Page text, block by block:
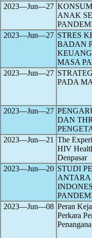
2023―Jun―27
ANAK
2023―Jun―27 STRES
BADAN
MASA
2023―Jun―27
PADA
2023―Jun―27
DAN
2023―Jun―21 The
HIV
Denpasar
2023―Jun―20 STUDI
2023―Jun―08 Peran
Perkara